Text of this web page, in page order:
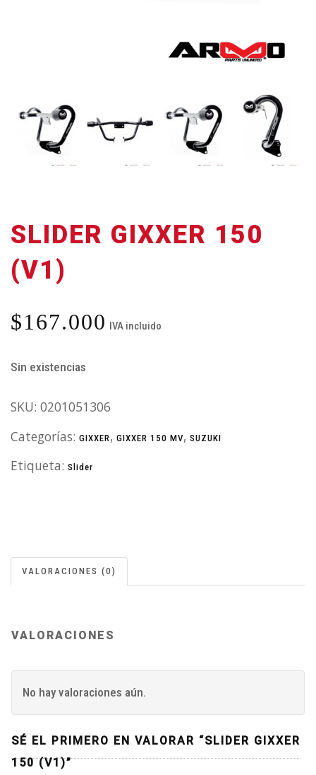
SLIDER GIXXER 150
(V1)
$167.000 IVA incluido
Sin existencias
SKU: 0201051306
Categorías: GIXXER, GIXXER 150 MV, SUZUKI
Etiqueta: Slider
VALORACIONES (0)
VALORACIONES
No hay valoraciones aún.
SÉ EL PRIMERO EN VALORAR “SLIDER GIXXER
150 (V1)”